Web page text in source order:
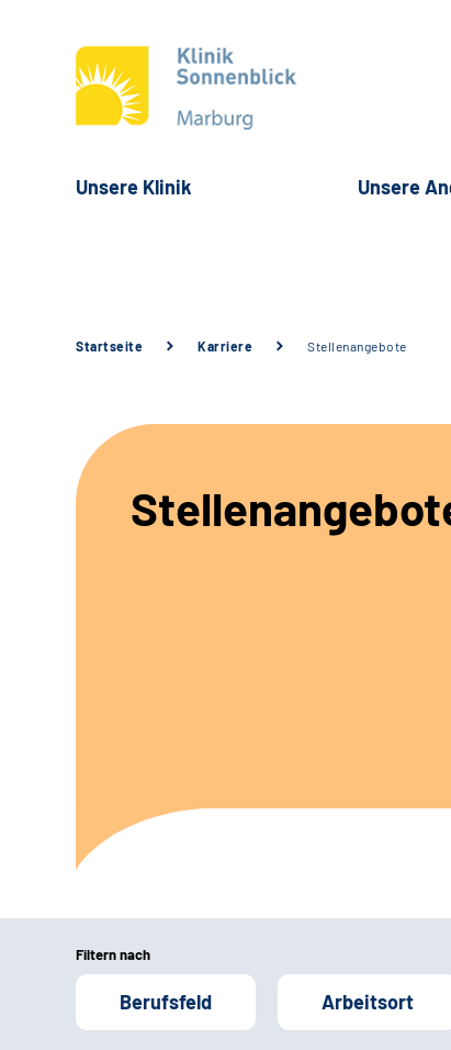
Unsere Klinik Unsere
Startseite Karriere Stellenangebote
Filtern nach
Berufsfeld Arbeitsort